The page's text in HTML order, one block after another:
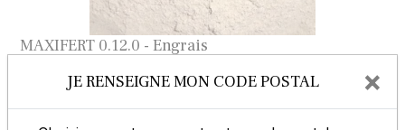
MAXIFERT 0.12.0 - Engrais
JE RENSEIGNE MON CODE POSTAL ×